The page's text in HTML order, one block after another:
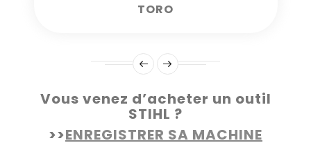
TORO
Vous venez d’acheter un outil
STIHL ?
>>ENREGISTRER SA MACHINE